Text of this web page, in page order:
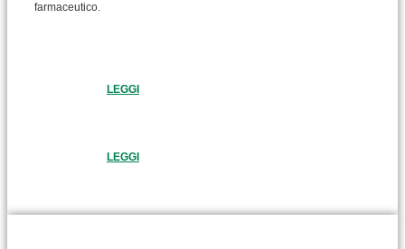
farmaceutico.
LEGGI
LEGGI